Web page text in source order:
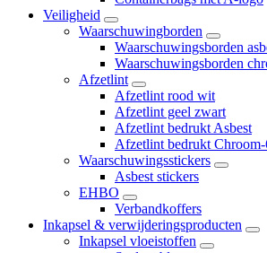
Veiligheid
Waarschuwingborden
Waarschuwingsborden
Waarschuwingsborden
Afzetlint
Afzetlint rood wit
Afzetlint geel zwart
Afzetlint bedrukt Asbest
Afzetlint bedrukt
Waarschuwingsstickers
Asbest stickers
EHBO
Verbandkoffers
Inkapsel & verwijderingsproducten
Inkapsel vloeistoffen